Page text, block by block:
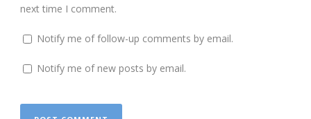
next time I comment.
Notify me of follow-up comments by email.
Notify me of new posts by email.